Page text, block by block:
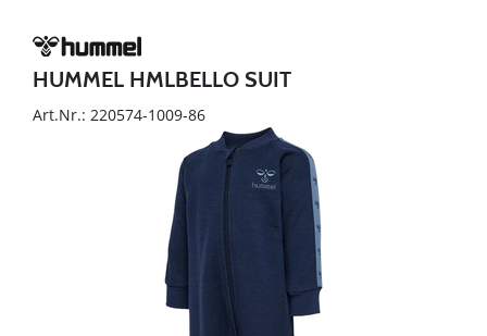
HUMMEL HMLBELLO SUIT
Art.Nr.: 220574-1009-86